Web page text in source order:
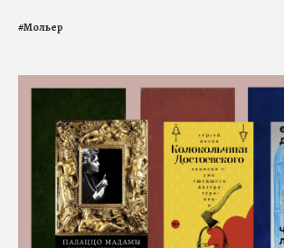
#Мольер